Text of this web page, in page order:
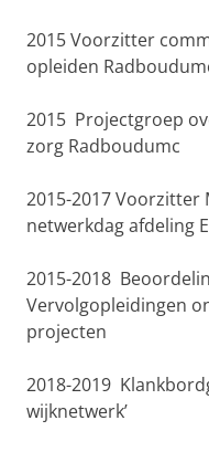
2015Voorzitter
opleiden
2015 Projectgroep
zorg Radboudumc
2015-2017Voorzitter
netwerkdag afdeling
2015-2018
Vervolgopleidingen
projecten
2018-2019
wijknetwerk’